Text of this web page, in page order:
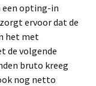
een opting-in
ervoor dat de
het met
de volgende
bruto kreeg
nog netto